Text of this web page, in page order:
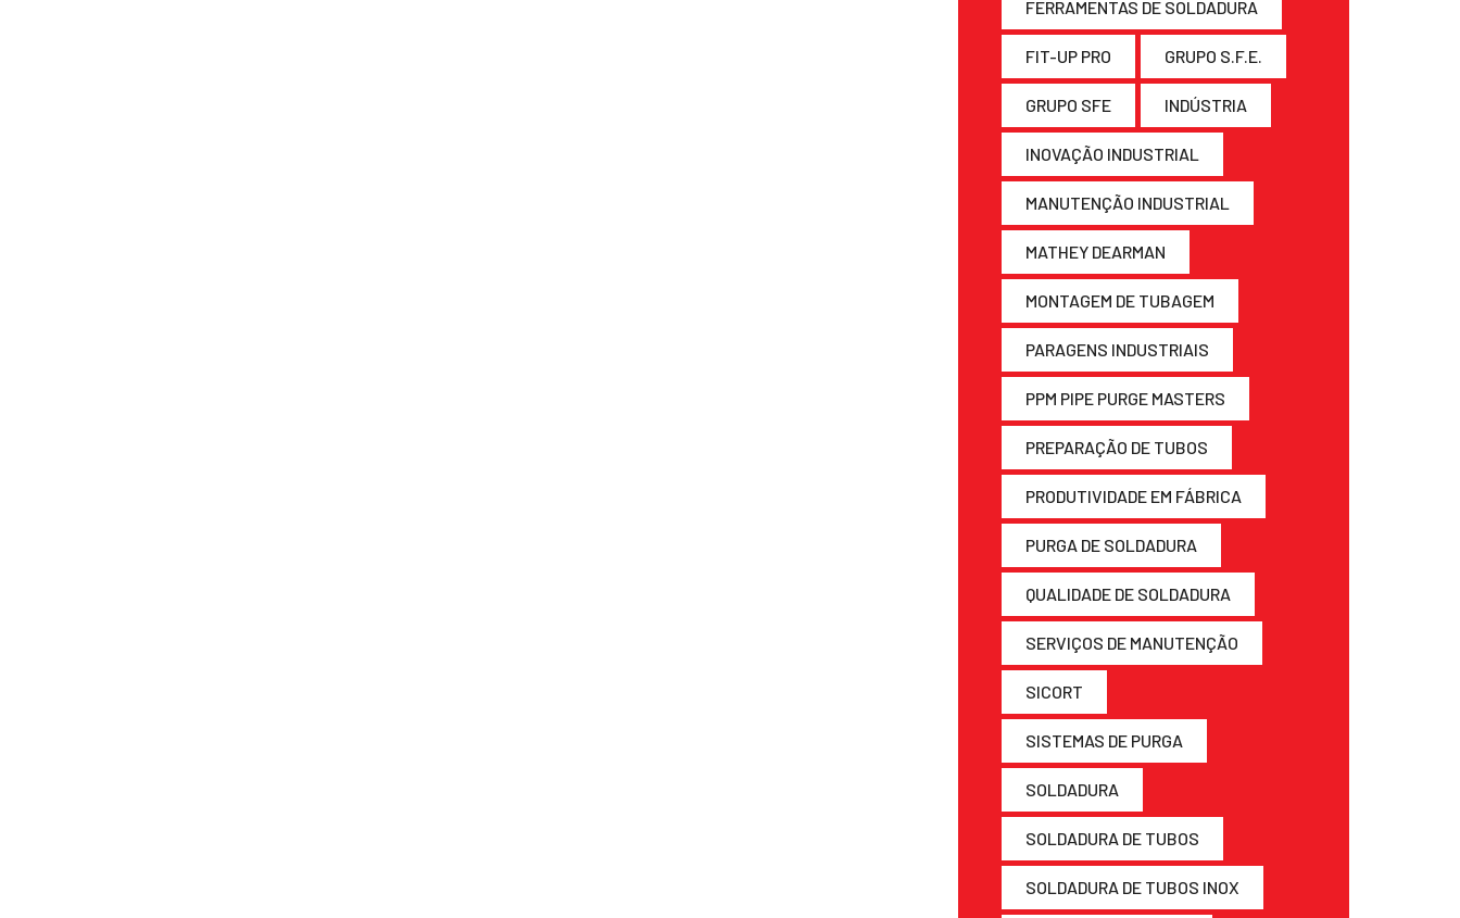
FERRAMENTAS DE SOLDADURA
FIT-UP PRO GRUPO S.F.E.
GRUPO SFE INDÚSTRIA
INOVAÇÃO INDUSTRIAL
MANUTENÇÃO INDUSTRIAL
MATHEY DEARMAN
MONTAGEM DE TUBAGEM
PARAGENS INDUSTRIAIS
PPM PIPE PURGE MASTERS
PREPARAÇÃO DE TUBOS
PRODUTIVIDADE EM FÁBRICA
PURGA DE SOLDADURA
QUALIDADE DE SOLDADURA
SERVIÇOS DE MANUTENÇÃO
SICORT
SISTEMAS DE PURGA
SOLDADURA
SOLDADURA DE TUBOS
SOLDADURA DE TUBOS INOX